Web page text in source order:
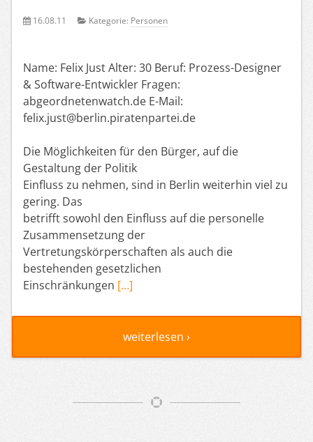
16.08.11 Kategorie: Personen
Name: Felix Just Alter: 30 Beruf: Prozess-Designer
& Software-Entwickler Fragen:
abgeordnetenwatch.de E-Mail:
felix.just@berlin.piratenpartei.de
Die Möglichkeiten für den Bürger, auf die
Gestaltung der Politik
Einfluss zu nehmen, sind in Berlin weiterhin viel zu
gering. Das
betrifft sowohl den Einfluss auf die personelle
Zusammensetzung der
Vertretungskörperschaften als auch die
bestehenden gesetzlichen
Einschränkungen […]
weiterlesen ›